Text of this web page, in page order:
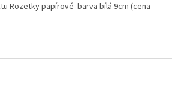
Rozetky papírové barva bílá 9cm (cena